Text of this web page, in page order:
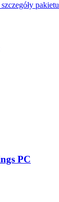
pakietu
PC